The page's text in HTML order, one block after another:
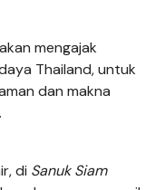
mengajak
Thailand, untuk
dan makna
di Sanuk Siam